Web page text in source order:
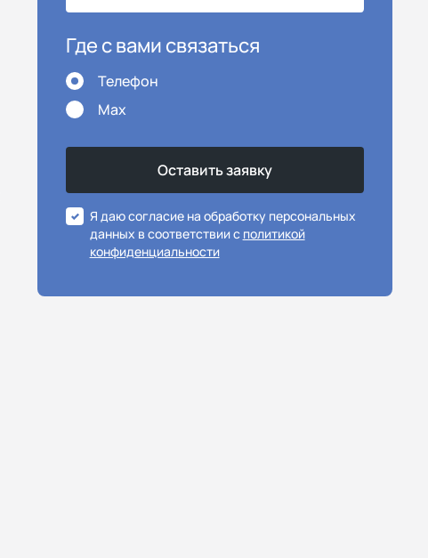
Где с вами связаться
Телефон
Max
Я даю согласие на обработку персональных
данных в соответствии с политикой
конфиденциальности